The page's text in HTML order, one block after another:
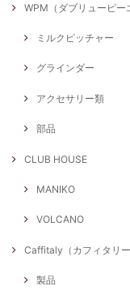
WPM（ダブリューピー
ミルクピッチャー
グラインダー
アクセサリー類
部品
CLUB HOUSE
MANIKO
VOLCANO
Caffitaly（カフィタリー
製品